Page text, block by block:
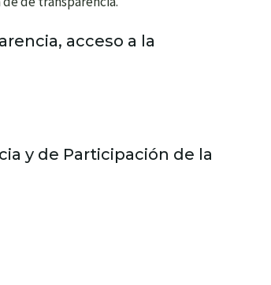
acceso a la
y de Participación de la